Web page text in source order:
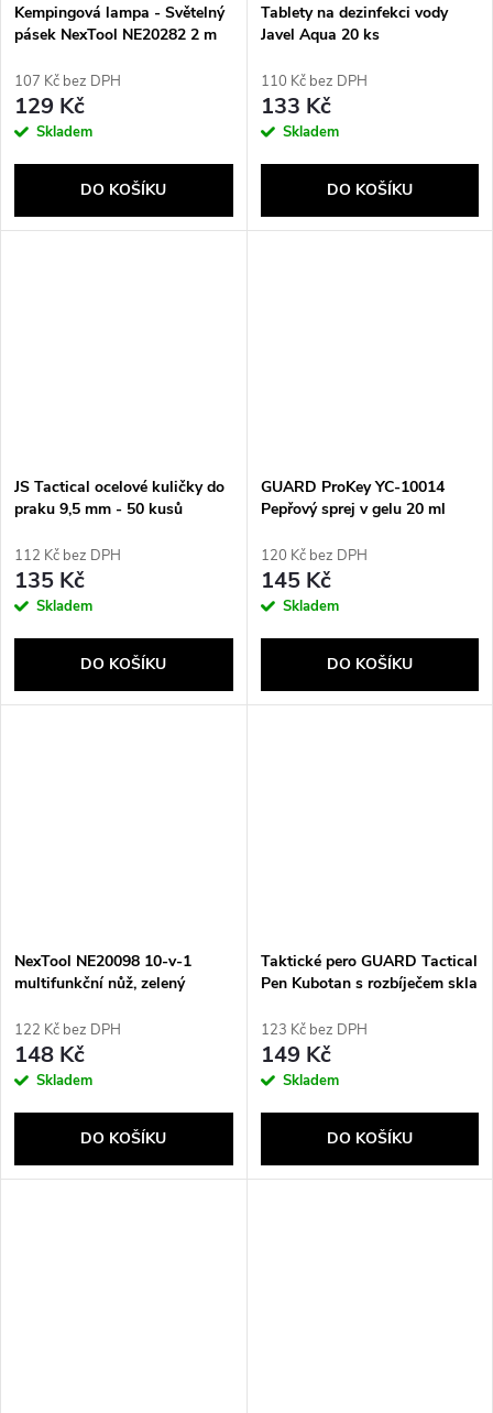
Kempingová lampa - Světelný
pásek NexTool NE20282 2 m
107 Kč bez DPH
129 Kč
Skladem
DO KOŠÍKU
Tablety na dezinfekci vody
Javel Aqua 20 ks
110 Kč bez DPH
133 Kč
Skladem
DO KOŠÍKU
JS Tactical ocelové kuličky do
praku 9,5 mm - 50 kusů
112 Kč bez DPH
135 Kč
Skladem
DO KOŠÍKU
GUARD ProKey YC-10014
Pepřový sprej v gelu 20 ml
120 Kč bez DPH
145 Kč
Skladem
DO KOŠÍKU
NexTool NE20098 10-v-1
multifunkční nůž, zelený
122 Kč bez DPH
148 Kč
Skladem
DO KOŠÍKU
Taktické pero GUARD Tactical
Pen Kubotan s rozbíječem skla
123 Kč bez DPH
149 Kč
Skladem
DO KOŠÍKU